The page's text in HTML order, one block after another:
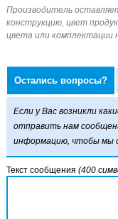
Остались вопросы?
Если у Вас возникли
отправить нам
информацию, чтобы мы
Текст сообщения (400